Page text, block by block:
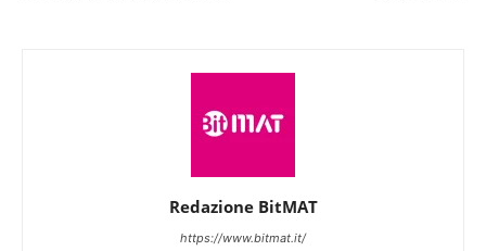
Redazione BitMAT
https://www.bitmat.it/